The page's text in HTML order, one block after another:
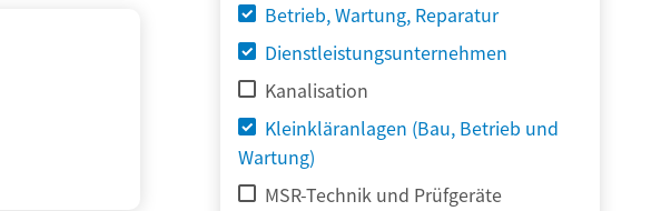
Betrieb, Wartung, Reparatur
Dienstleistungsunternehmen
Kanalisation
Kleinkläranlagen (Bau, Betrieb und
Wartung)
MSR-Technik und Prüfgeräte